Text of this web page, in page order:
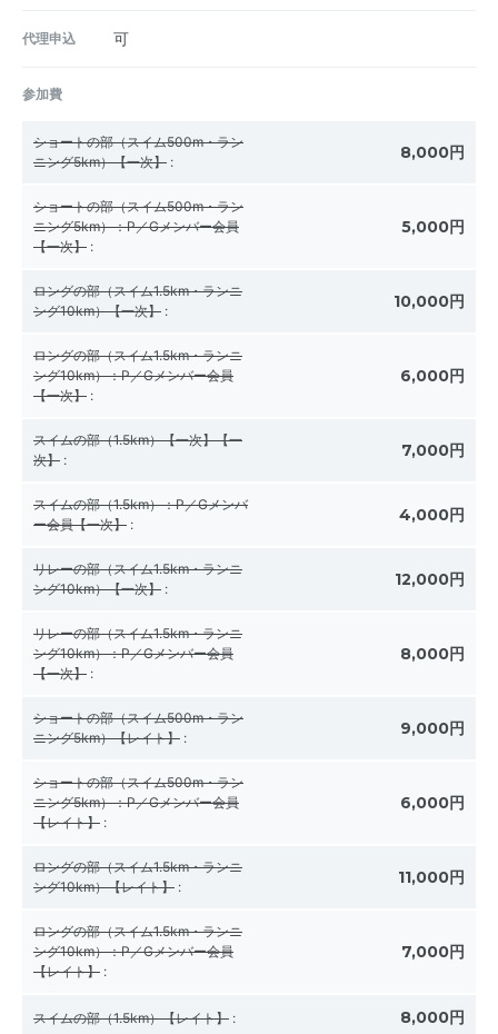
代理申込 可
参加費
ショートの部（スイム500m・ラン
ニング5km）【一次】 : 8,000円
ショートの部（スイム500m・ラン
ニング5km）：P／Gメンバー会員
【一次】 :
5,000円
ロングの部（スイム1.5km・ランニ
ング10km）【一次】 : 10,000円
ロングの部（スイム1.5km・ランニ
ング10km）：P／Gメンバー会員
【一次】 :
6,000円
スイムの部（1.5km）【一次】【一
次】 : 7,000円
スイムの部（1.5km）：P／Gメンバ
ー会員【一次】 : 4,000円
リレーの部（スイム1.5km・ランニ
ング10km）【一次】 : 12,000円
リレーの部（スイム1.5km・ランニ
ング10km）：P／Gメンバー会員
【一次】 :
8,000円
ショートの部（スイム500m・ラン
ニング5km）【レイト】 : 9,000円
ショートの部（スイム500m・ラン
ニング5km）：P／Gメンバー会員
【レイト】 :
6,000円
ロングの部（スイム1.5km・ランニ
ング10km）【レイト】 : 11,000円
ロングの部（スイム1.5km・ランニ
ング10km）：P／Gメンバー会員
【レイト】 :
7,000円
スイムの部（1.5km）【レイト】 : 8,000円